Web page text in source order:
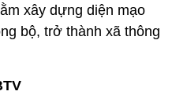
xây dựng diện mạo
bộ, trở thành xã thông